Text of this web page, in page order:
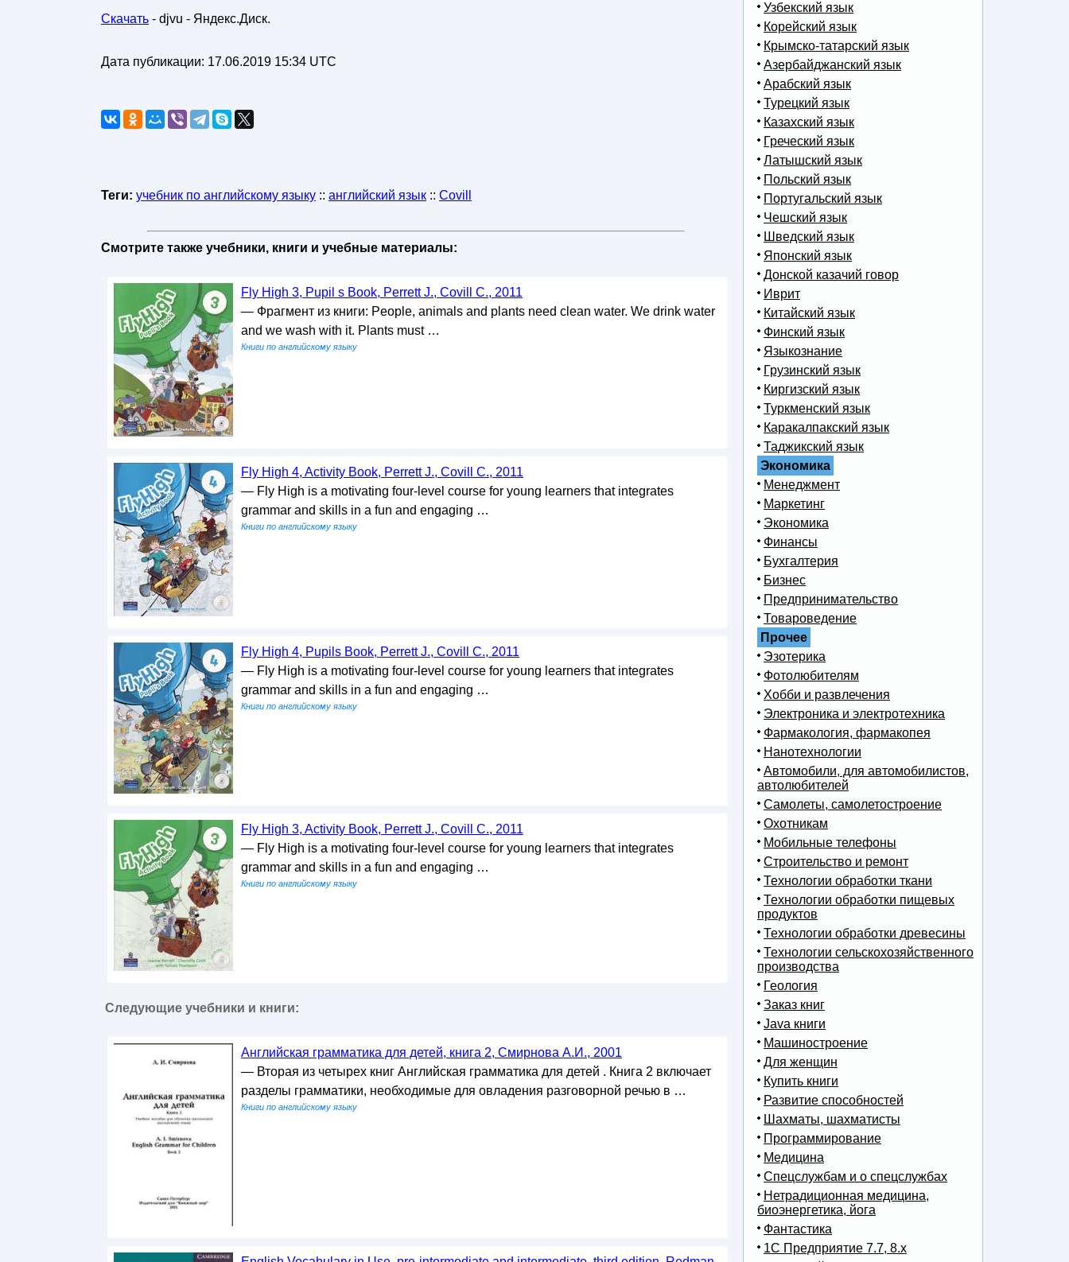
Скачать - djvu - Яндекс.Диск.
Дата публикации: 17.06.2019 15:34 UTC
Теги: учебник по английскому языку :: английский язык :: Covill
Смотрите также учебники, книги и учебные материалы:
Fly High 3, Pupil s Book, Perrett J., Covill C., 2011
— Фрагмент из книги: People, animals and plants need clean water. We drink water
and we wash with it. Plants must …
Книги по английскому языку
Fly High 4, Activity Book, Perrett J., Covill C., 2011
— Fly High is a motivating four-level course for young learners that integrates
grammar and skills in a fun and engaging …
Книги по английскому языку
Fly High 4, Pupils Book, Perrett J., Covill C., 2011
— Fly High is a motivating four-level course for young learners that integrates
grammar and skills in a fun and engaging …
Книги по английскому языку
Fly High 3, Activity Book, Perrett J., Covill C., 2011
— Fly High is a motivating four-level course for young learners that integrates
grammar and skills in a fun and engaging …
Книги по английскому языку
Следующие учебники и книги:
Английская грамматика для детей, книга 2, Смирнова А.И., 2001
— Вторая из четырех книг Английская грамматика для детей . Книга 2 включает
разделы грамматики, необходимые для овладения разговорной речью в …
Книги по английскому языку
Узбекский язык
Корейский язык
Крымско-татарский язык
Азербайджанский язык
Арабский язык
Турецкий язык
Казахский язык
Греческий язык
Латышский язык
Польский язык
Португальский язык
Чешский язык
Шведский язык
Японский язык
Донской казачий говор
Иврит
Китайский язык
Финский язык
Языкознание
Грузинский язык
Киргизский язык
Туркменский язык
Каракалпакский язык
Таджикский язык
Экономика
Менеджмент
Маркетинг
Экономика
Финансы
Бухгалтерия
Бизнес
Предпринимательство
Товароведение
Прочее
Эзотерика
Фотолюбителям
Хобби и развлечения
Электроника и электротехника
Фармакология, фармакопея
Нанотехнологии
Автомобили, для автомобилистов,
автолюбителей
Самолеты, самолетостроение
Охотникам
Мобильные телефоны
Строительство и ремонт
Технологии обработки ткани
Технологии обработки пищевых
продуктов
Технологии обработки древесины
Технологии сельскохозяйственного
производства
Геология
Заказ книг
Java книги
Машиностроение
Для женщин
Купить книги
Развитие способностей
Шахматы, шахматисты
Программирование
Медицина
Спецслужбам и о спецслужбах
Нетрадиционная медицина,
биоэнергетика, йога
Фантастика
1С Предприятие 7.7, 8.x